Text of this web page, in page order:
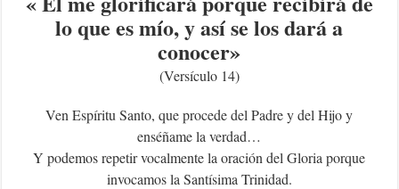
lo que es mío, y así se los dará a
conocer»
(Versículo 14)
Ven Espíritu Santo, que procede del Padre y del Hijo y
enséñame la verdad…
Y podemos repetir vocalmente la oración del Gloria porque
invocamos la Santísima Trinidad.